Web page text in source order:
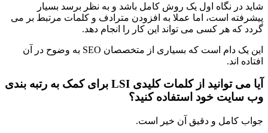
شاید در نگاه اول یک روش کامل باشد و به نظر برسد بسیار
پیشرفته است، اما عملا به افزودن مترادف و کلمات مرتبط بر می
گردد که هر کسی می تواند این کار را انجام دهد.
این یک دام است که بسیاری از متخصصان SEO به وضوح در آن
افتاده اند.
آیا می توانید از کلمات کلیدی LSI برای کمک به رتبه بندی
وب سایت خود استفاده کنید؟
جواب کامل و دقیق آن خیر است.